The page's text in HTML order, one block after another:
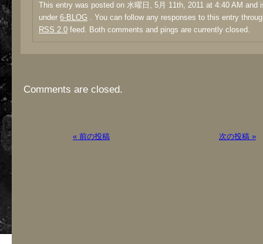
This entry was posted on 水曜日, 5月 11th, 2011 at 4:40 AM and
under 6-BLOG . You can follow any responses to this entry
RSS 2.0 feed. Both comments and pings are currently closed.
Comments are closed.
« 前の投稿 次の投稿 »